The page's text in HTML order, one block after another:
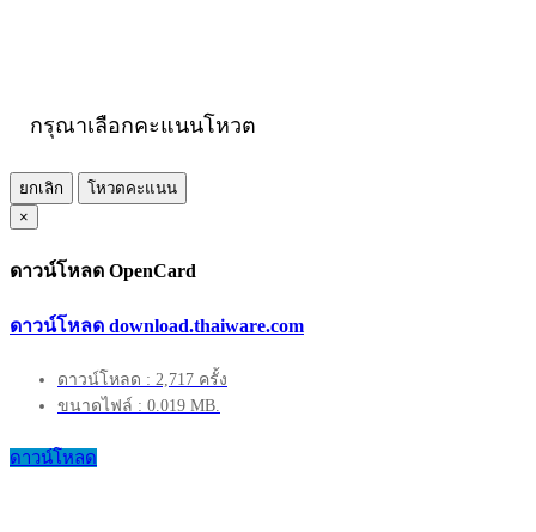
กรุณาเลือกคะแนนโหวต
ยกเลิก
โหวตคะแนน
×
ดาวน์โหลด OpenCard
ดาวน์โหลด download.thaiware.com
ดาวน์โหลด : 2,717 ครั้ง
ขนาดไฟล์ : 0.019 MB.
ดาวน์โหลด